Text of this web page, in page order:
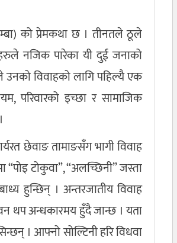
को प्रेमकथा छ । तीनतले ठूले
नजिक पारेका यी दुई जनाको
उनको विवाहको लागि पहिल्यै एक
परिवारको इच्छा र सामाजिक
छेवाङ तामाङसँग भागी विवाह
“पोइ टोकुवा”, “अलच्छिनी” जस्ता
हुन्छिन् । अन्तरजातीय विवाह
थप अन्धकारमय हुँदै जान्छ । यता
। आफ्नो सोल्टिनी हरि विधवा